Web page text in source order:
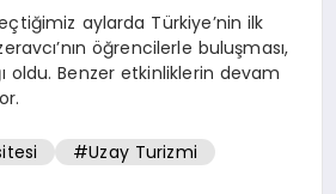
aylarda Türkiye’nin ilk
öğrencilerle buluşması,
oldu. Benzer etkinliklerin devam
#Uzay Turizmi